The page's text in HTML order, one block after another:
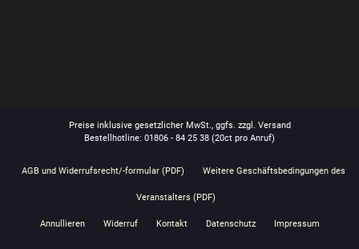
Preise inklusive gesetzlicher MwSt., ggfs. zzgl. Versand
Bestellhotline: 01806 - 84 25 38 (20ct pro Anruf)
AGB und Widerrufsrecht/-formular (PDF) Weitere Geschäftsbedingungen des
Veranstalters (PDF)
Annullieren Widerruf Kontakt Datenschutz Impressum